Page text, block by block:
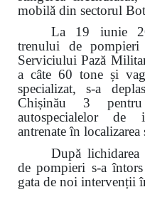
mobilă din sectorul
La 19 iunie
trenului de
Serviciului Pază
a câte 60 tone și
specializat, s-a
Chișinău 3
autospecialelor de
antrenate în
După
de pompieri s-a întors
gata de noi intervenții